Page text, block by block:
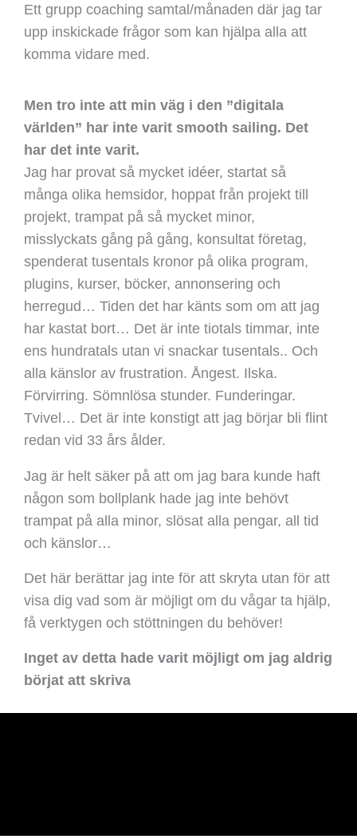
Ett grupp coaching samtal/månaden där jag tar
upp inskickade frågor som kan hjälpa alla att
komma vidare med.
Men tro inte att min väg i den ”digitala
världen” har inte varit smooth sailing. Det
har det inte varit.
Jag har provat så mycket idéer, startat så
många olika hemsidor, hoppat från projekt till
projekt, trampat på så mycket minor,
misslyckats gång på gång, konsultat företag,
spenderat tusentals kronor på olika program,
plugins, kurser, böcker, annonsering och
herregud… Tiden det har känts som om att jag
har kastat bort… Det är inte tiotals timmar, inte
ens hundratals utan vi snackar tusentals.. Och
alla känslor av frustration. Ångest. Ilska.
Förvirring. Sömnlösa stunder. Funderingar.
Tvivel… Det är inte konstigt att jag börjar bli flint
redan vid 33 års ålder.
Jag är helt säker på att om jag bara kunde haft
någon som bollplank hade jag inte behövt
trampat på alla minor, slösat alla pengar, all tid
och känslor…
Det här berättar jag inte för att skryta utan för att
visa dig vad som är möjligt om du vågar ta hjälp,
få verktygen och stöttningen du behöver!
Inget av detta hade varit möjligt om jag aldrig
börjat att skriva